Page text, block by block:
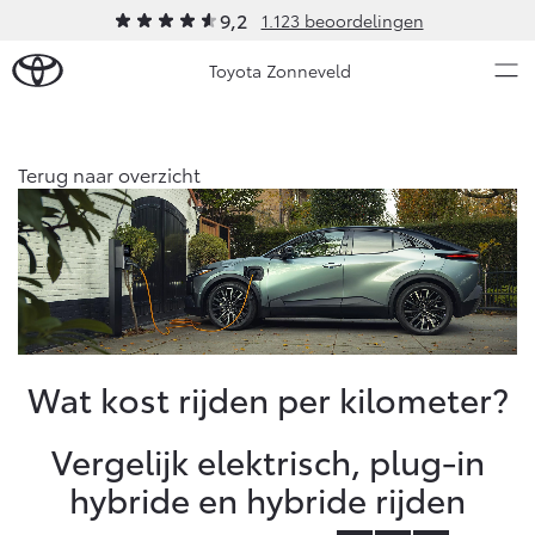
9,2 1.123 beoordelingen
Toyota Zonneveld
Ons bedrijf
Ons bedrijf
Onze medewerkers
Contact en Route
Vacatures
Klantbeoordelingen
Inkoop
Modellen
Aygo X
HYBRIDE
Vanaf € 23.750,-
Yaris
HYBRIDE
Vanaf € 27.195,-
Occasions
Diensten
Terug naar overzicht
Wat kost rijden per kilometer?
Vergelijk elektrisch, plug-in
hybride en hybride rijden